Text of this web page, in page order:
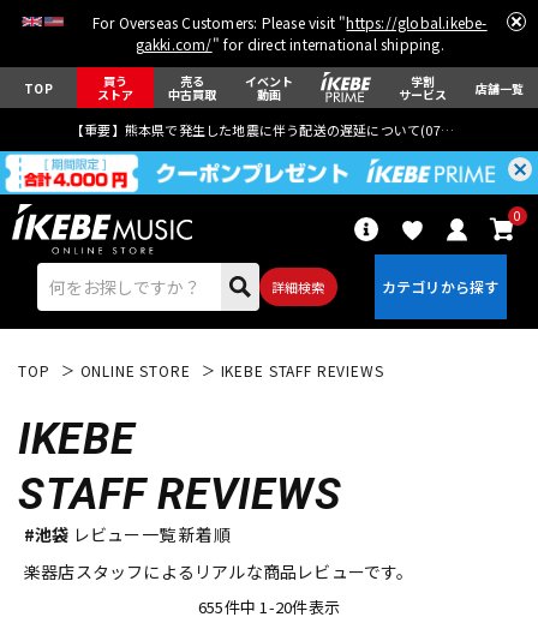
For Overseas Customers: Please visit "https://global.ikebe-
gakki.com/" for direct international shipping.
TOP 買う
ストア
売る
中古買取
イベント
動画
学割
サービス 店舗一覧
【重要】熊本県で発生した地震に伴う配送の遅延について(07月29日
詳細検索
0
エレキギター
ベース ウクレレ
TOP ONLINE STORE IKEBE STAFF REVIEWS
IKEBE
STAFF REVIEWS
#池袋 レビュー一覧 新着順
楽器店スタッフによるリアルな商品レビューです。
655件中 1-20件表示